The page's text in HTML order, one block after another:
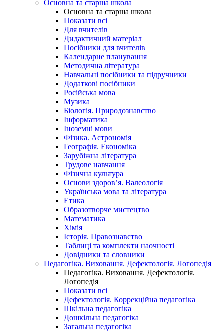
Основна та старша школа
Основна та старша школа
Показати всі
Для вчителів
Дидактичний матеріал
Посібники для вчителів
Календарне планування
Методична література
Навчальні посібники та підручники
Додаткові посібники
Російська мова
Музика
Біологія. Природознавство
Інформатика
Іноземні мови
Фізика. Астрономія
Географія. Економіка
Зарубіжна література
Трудове навчання
Фізична культура
Основи здоров’я. Валеологія
Українська мова та література
Етика
Образотворче мистецтво
Математика
Хімія
Історія. Правознавство
Таблиці та комплекти наочності
Довідники та словники
Педагогіка. Виховання. Дефектологія. Логопедія
Педагогіка. Виховання. Дефектологія.
Логопедія
Показати всі
Дефектологія. Коррекційна педагогіка
Шкільна педагогіка
Дошкільна педагогіка
Загальна педагогіка